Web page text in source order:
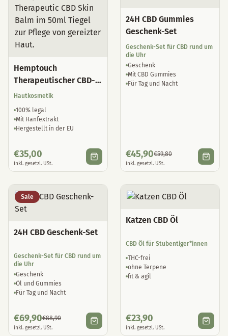
Hemptouch
Therapeutischer CBD-
Hautbalsam
Hautkosmetik
100% legal
Mit Hanfextrakt
Hergestellt in der EU
€35,00
inkl. gesetzl. USt.
24H CBD Gummies
Geschenk-Set
Geschenk-Set für CBD rund um
die Uhr
Geschenk
Mit CBD Gummies
Für Tag und Nacht
€45,90€59,80
inkl. gesetzl. USt.
Sale
24H CBD Geschenk-Set
Geschenk-Set für CBD rund um
die Uhr
Geschenk
Öl und Gummies
Für Tag und Nacht
€69,90€88,90
inkl. gesetzl. USt.
Katzen CBD Öl
CBD Öl für Stubentiger*innen
THC-frei
ohne Terpene
fit & agil
€23,90
inkl. gesetzl. USt.